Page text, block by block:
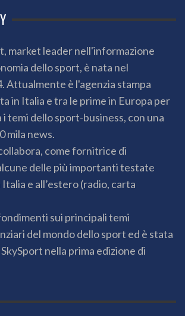
market leader nell'informazione
dello sport, è nata nel
Attualmente è l'agenzia stampa
in Italia e tra le prime in Europa per
temi dello sport-business, con una
mila news.
come fornitrice di
delle più importanti testate
e all’estero (radio, carta
sui principali temi
del mondo dello sport ed è stata
nella prima edizione di